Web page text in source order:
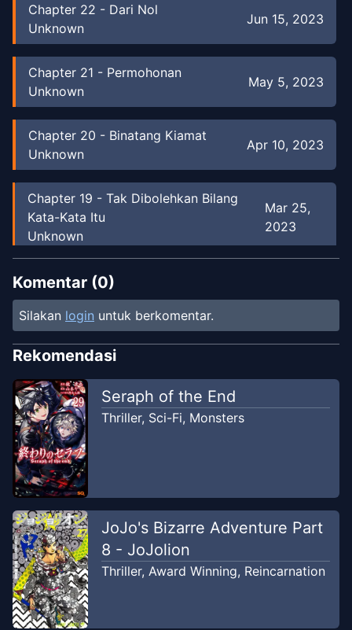
Chapter 22 - Dari Nol
Unknown
Jun 15, 2023
Chapter 21 - Permohonan
Unknown
May 5, 2023
Chapter 20 - Binatang Kiamat
Unknown
Apr 10, 2023
Chapter 19 - Tak Dibolehkan Bilang
Kata-Kata Itu
Unknown
Mar 25,
2023
Chapter18-Diujung
Penghinaan
Unknown
Chapter17-Pertemuan
Unknown
Chapter16 - Belum Jago dalam
Bernegosiasi
Unknown
Kenyataan
Unknown
Feb 13,
2023
Chapter14
Unknown
Komentar (0)
Silakan login untuk berkomentar.
Rekomendasi
Seraph of the End
Thriller, Sci-Fi, Monsters
JoJo's Bizarre Adventure Part
8 - JoJolion
Thriller, Award Winning, Reincarnation